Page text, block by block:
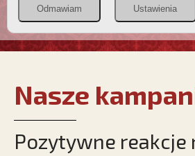
POZNAJ APOSTOLAT FATIMY
Nasze
Pozytywne reakcje
Odmawiam Ustawienia